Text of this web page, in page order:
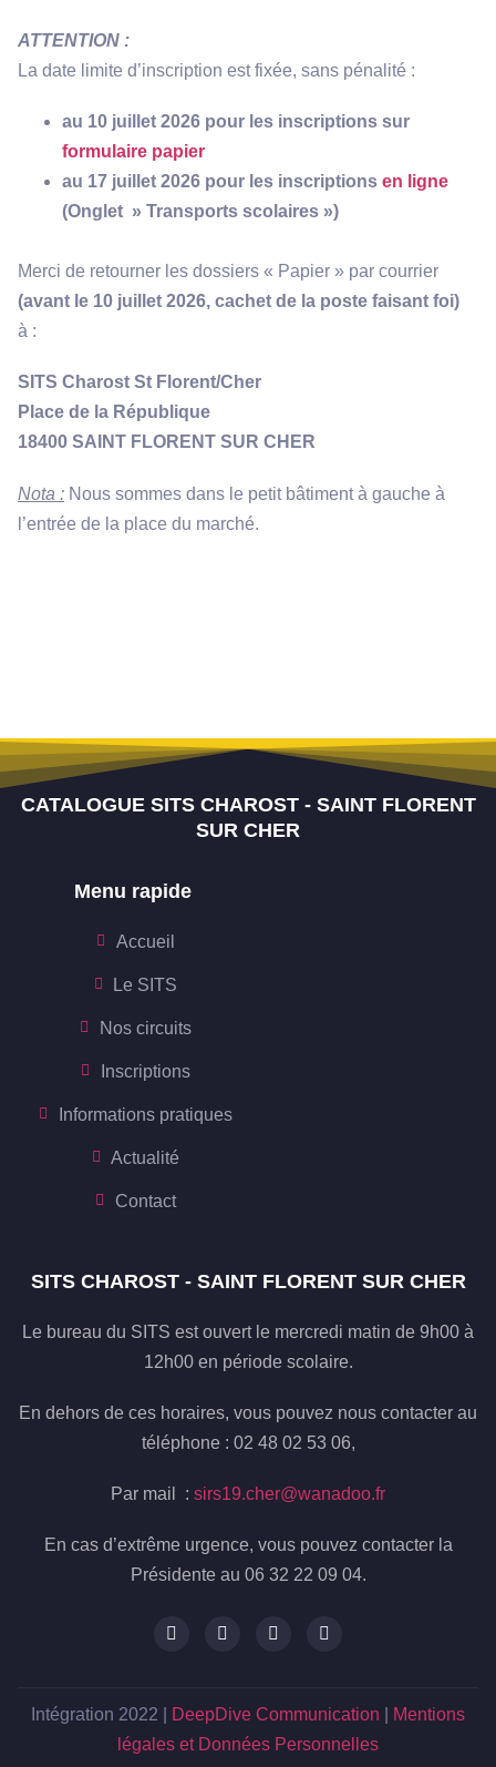
ATTENTION :
La date limite d’inscription est fixée, sans pénalité :
au 10 juillet 2026 pour les inscriptions sur
formulaire papier
au 17 juillet 2026 pour les inscriptions en ligne
(Onglet » Transports scolaires »)
Merci de retourner les dossiers « Papier » par courrier
(avant le 10 juillet 2026, cachet de la poste faisant foi)
à :
SITS Charost St Florent/Cher
Place de la République
18400 SAINT FLORENT SUR CHER
Nota : Nous sommes dans le petit bâtiment à gauche à
l’entrée de la place du marché.
CATALOGUE SITS CHAROST - SAINT FLORENT
SUR CHER
Menu rapide
Accueil
Le SITS
Nos circuits
Inscriptions
Informations pratiques
Actualité
Contact
SITS CHAROST - SAINT FLORENT SUR CHER
Le bureau du SITS est ouvert le mercredi matin de 9h00 à
12h00 en période scolaire.
En dehors de ces horaires, vous pouvez nous contacter au
téléphone : 02 48 02 53 06,
Par mail : sirs19.cher@wanadoo.fr
En cas d’extrême urgence, vous pouvez contacter la
Présidente au 06 32 22 09 04.
Intégration 2022 | DeepDive Communication
Mentions
légales et Données Personnelles